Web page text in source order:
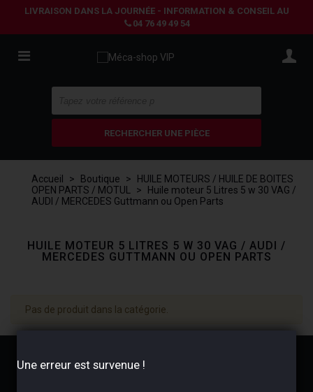
LIVRAISON DANS LA JOURNÉE - INFORMATION & CONSEIL AU
04 76 49 49 54
RECHERCHER UNE PIÈCE
Accueil > Boutique >
HUILE MOTEURS / HUILE DE BOITES
OPEN PARTS / MOTUL
>
Huile moteur 5 Litres 5 w 30 VAG /
AUDI / MERCEDES Guttmann ou Open Parts
HUILE MOTEUR 5 LITRES 5 W 30 VAG / AUDI /
MERCEDES GUTTMANN OU OPEN PARTS
Pas de produit dans la catégorie.
Une erreur est survenue !